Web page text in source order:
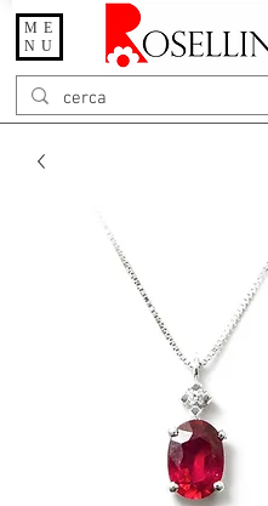
Gioielleria
Rosellini online
ME
NU